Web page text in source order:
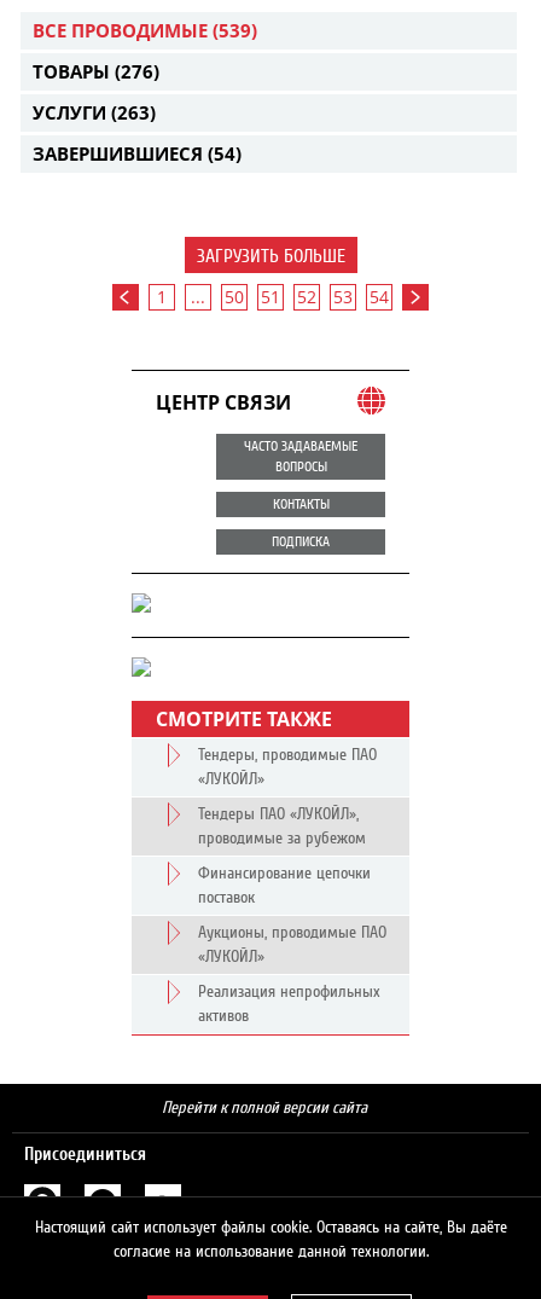
ВСЕ ПРОВОДИМЫЕ (539)
ТОВАРЫ (276)
УСЛУГИ (263)
ЗАВЕРШИВШИЕСЯ (54)
ЗАГРУЗИТЬ БОЛЬШЕ
1 ... 50 51 52 53 54
ЦЕНТР СВЯЗИ
ЧАСТО ЗАДАВАЕМЫЕ
ВОПРОСЫ
КОНТАКТЫ
ПОДПИСКА
СМОТРИТЕ ТАКЖЕ
Тендеры, проводимые ПАО
«ЛУКОЙЛ»
Тендеры ПАО «ЛУКОЙЛ»,
проводимые за рубежом
Финансирование цепочки
поставок
Аукционы, проводимые ПАО
«ЛУКОЙЛ»
Реализация непрофильных
активов
Перейти к полной версии сайта
Присоединиться
Настоящий сайт использует файлы cookie. Оставаясь на сайте, Вы даёте
согласие на использование данной технологии.